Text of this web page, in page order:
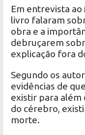
Em entrevista
livro falaram
obra e a
debruçarem
explicação fora
Segundo os
evidências de
existir para além
do cérebro,
morte.